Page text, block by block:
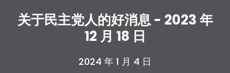
关于民主党人的好消息 - 2023 年
12 月 18 日
2024 年 1 月 4 日